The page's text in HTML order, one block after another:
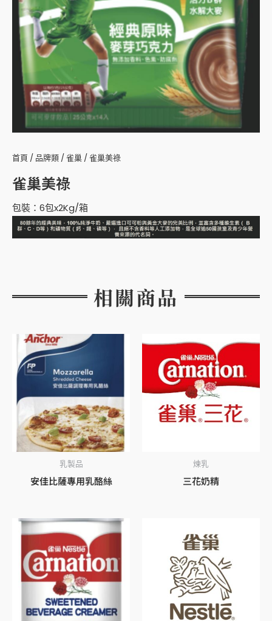
首頁 / 品牌類 /雀巢 / 雀巢美祿
雀巢美祿
包裝：6包x2Kg/箱
相關商品
乳製品
安佳比薩專用乳酪絲
煉乳
三花奶精